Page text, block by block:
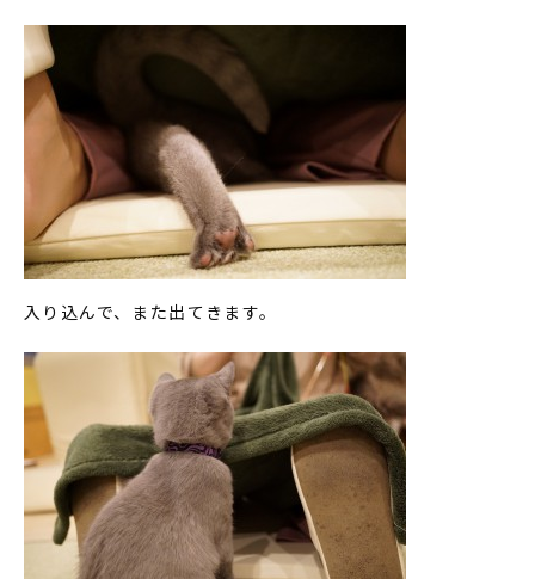
入り込んで、また出てきます。